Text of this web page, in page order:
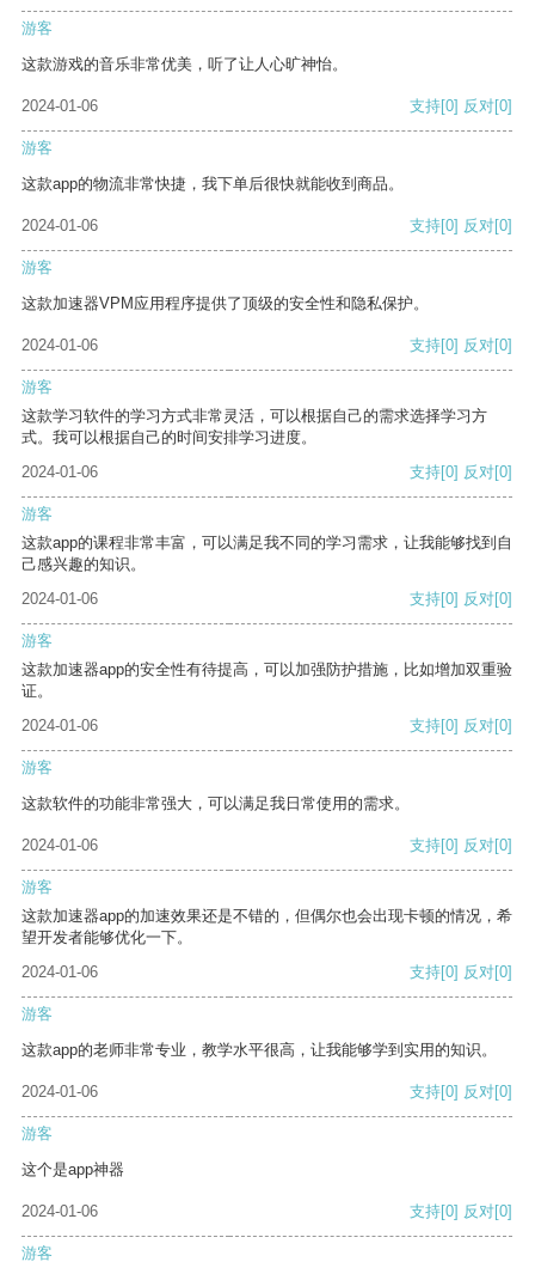
游客
这款游戏的音乐非常优美，听了让人心旷神怡。
2024-01-06 支持[0] 反对[0]
游客
这款app的物流非常快捷，我下单后很快就能收到商品。
2024-01-06 支持[0] 反对[0]
游客
这款加速器VPM应用程序提供了顶级的安全性和隐私保护。
2024-01-06 支持[0] 反对[0]
游客
这款学习软件的学习方式非常灵活，可以根据自己的需求选择学习方
式。我可以根据自己的时间安排学习进度。
2024-01-06
支持[0] 反对[0]
游客
这款app的课程非常丰富，可以满足我不同的学习需求，让我能够找到自
己感兴趣的知识。
2024-01-06
支持[0] 反对[0]
游客
这款加速器app的安全性有待提高，可以加强防护措施，比如增加双重验
证。
2024-01-06
支持[0] 反对[0]
游客
这款软件的功能非常强大，可以满足我日常使用的需求。
2024-01-06 支持[0] 反对[0]
游客
这款加速器app的加速效果还是不错的，但偶尔也会出现卡顿的情况，希
望开发者能够优化一下。
2024-01-06
支持[0] 反对[0]
游客
这款app的老师非常专业，教学水平很高，让我能够学到实用的知识。
2024-01-06 支持[0] 反对[0]
游客
这个是app神器
2024-01-06 支持[0] 反对[0]
游客